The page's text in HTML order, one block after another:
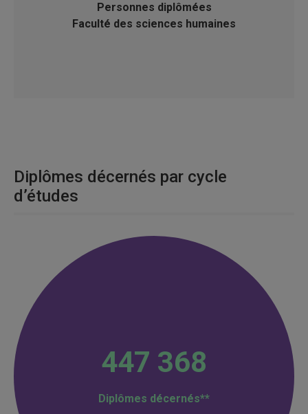
Personnes diplômées
Faculté des sciences humaines
Diplômes décernés par cycle
d’études
447 368
Diplômes décernés**